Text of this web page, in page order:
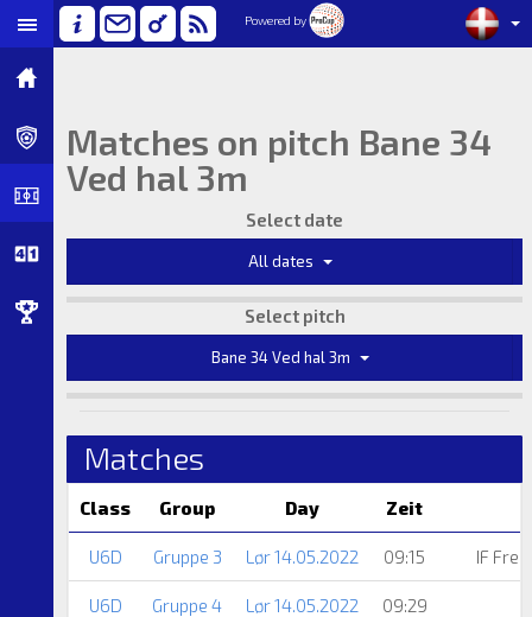
Powered by
Matches on pitch Bane 34
Ved hal 3m
Select date
All dates
Select pitch
Bane 34 Ved hal 3m
Matches
Class Group Day Zeit
U6D Gruppe 3 Lør 14.05.2022 09:15 IF
U6D Gruppe 4 Lør 14.05.2022 09:29